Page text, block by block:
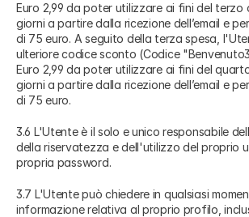
Euro 2,99 da poter utilizzare ai fini del terzo
giorni a partire dalla ricezione dell’email e
di 75 euro. A seguito della terza spesa,
ulteriore codice sconto (Codice
Euro 2,99 da poter utilizzare ai fini del
giorni a partire dalla ricezione dell’email e
di 75 euro.
3.6 L'Utente è il solo e unico responsabile
della riservatezza e dell'utilizzo del proprio
propria password.
3.7 L'Utente può chiedere in qualsiasi
informazione relativa al proprio profilo,